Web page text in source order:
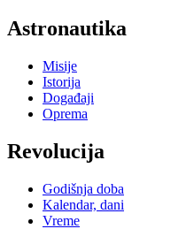
Astronautika
Misije
Istorija
Događaji
Oprema
Revolucija
Godišnja doba
Kalendar, dani
Vreme